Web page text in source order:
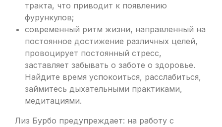
тракта, что приводит к появлению
фурункулов;
современный ритм жизни, направленный на
постоянное достижение различных целей,
провоцирует постоянный стресс,
заставляет забывать о заботе о здоровье.
Найдите время успокоиться, расслабиться,
займитесь дыхательными практиками,
медитациями.
Лиз Бурбо предупреждает: на работу с